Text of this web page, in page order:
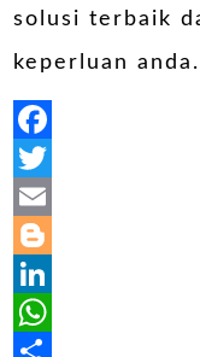
solusi terbaik
keperluan
Facebook
Twitter
Email
Blogger
LinkedIn
WhatsApp